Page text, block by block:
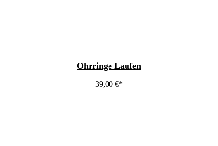
Ohrringe Laufen
39,00 €